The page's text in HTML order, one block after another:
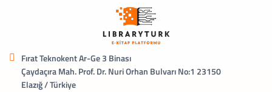
Fırat Teknokent Ar-Ge 3 Binası
Çaydaçıra Mah. Prof. Dr. Nuri Orhan Bulvarı No:1 23150
Elazığ / Türkiye